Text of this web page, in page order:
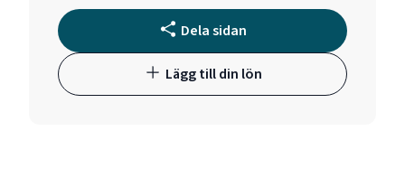
Dela sidan
Lägg till din lön